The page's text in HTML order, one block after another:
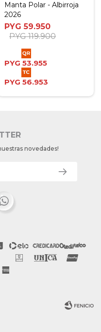
Manta Polar - Albirroja
2026
PYG 59.950
PYG 119.900
PYG 53.955
PYG 56.953
novedades!